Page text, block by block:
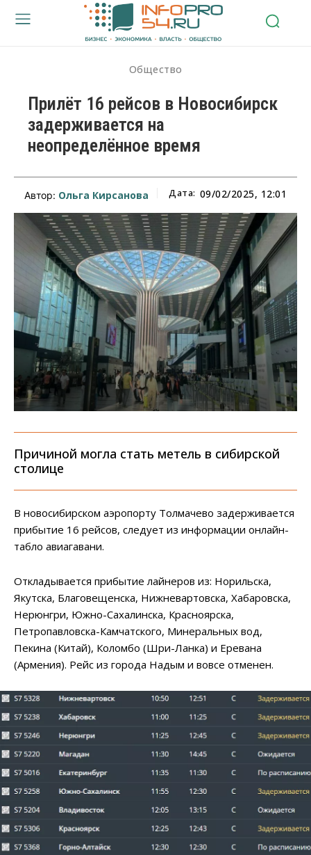
Общество
Прилёт 16 рейсов в Новосибирск
задерживается на
неопределённое время
Автор: Ольга Кирсанова Дата: 09/02/2025, 12:01
Причиной могла стать метель в сибирской
столице
В новосибирском аэропорту Толмачево задерживается
прибытие 16 рейсов, следует из информации онлайн-
табло авиагавани.
Откладывается прибытие лайнеров из: Норильска,
Якутска, Благовещенска, Нижневартовска, Хабаровска,
Нерюнгри, Южно-Сахалинска, Красноярска,
Петропавловска-Камчатского, Минеральных вод,
Пекина (Китай), Коломбо (Шри-Ланка) и Еревана
(Армения). Рейс из города Надым и вовсе отменен.